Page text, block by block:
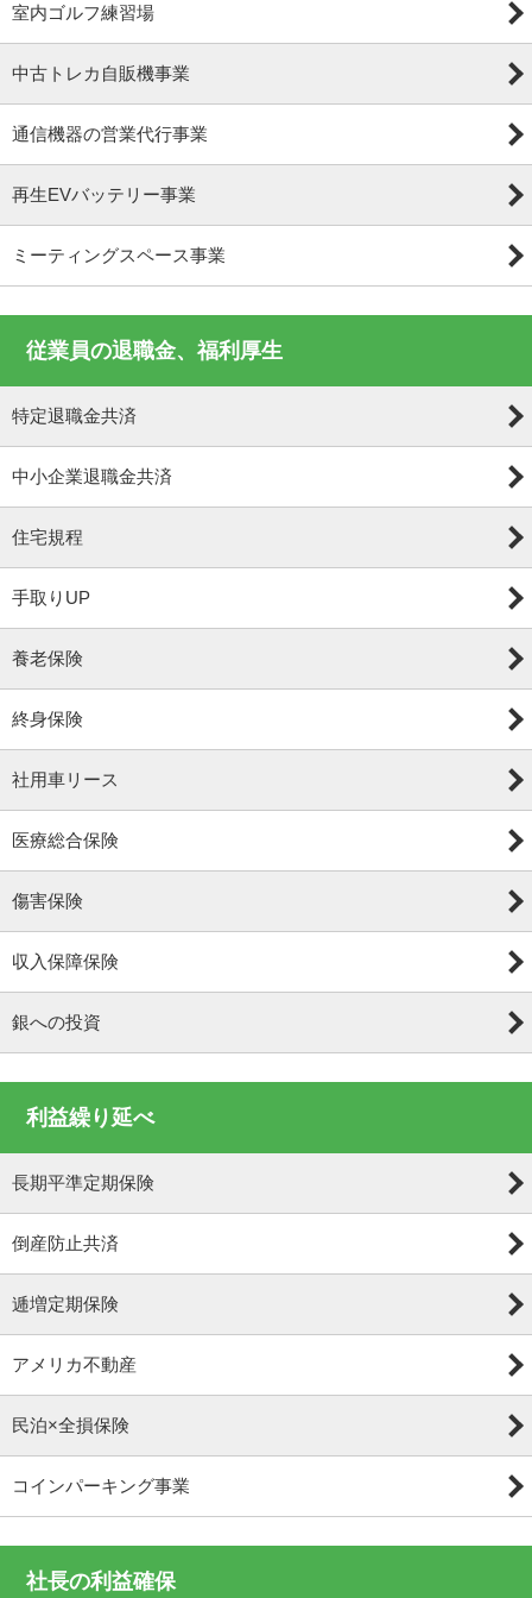
室内ゴルフ練習場
中古トレカ自販機事業
通信機器の営業代行事業
再生EVバッテリー事業
ミーティングスペース事業
従業員の退職金、福利厚生
特定退職金共済
中小企業退職金共済
住宅規程
手取りUP
養老保険
終身保険
社用車リース
医療総合保険
傷害保険
収入保障保険
銀への投資
利益繰り延べ
長期平準定期保険
倒産防止共済
逓増定期保険
アメリカ不動産
民泊×全損保険
コインパーキング事業
社長の利益確保